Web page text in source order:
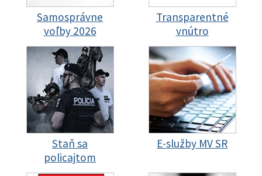
Samosprávne
voľby 2026
Transparentné
vnútro
Staň sa
policajtom
E-služby MV SR